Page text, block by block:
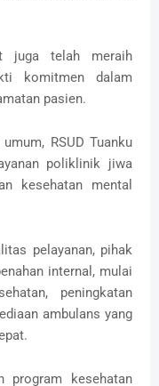
juga telah meraih
komitmen dalam
pasien.
RSUD Tuanku
poliklinik jiwa
kesehatan mental
pelayanan, pihak
internal, mulai
peningkatan
ambulans yang
program kesehatan